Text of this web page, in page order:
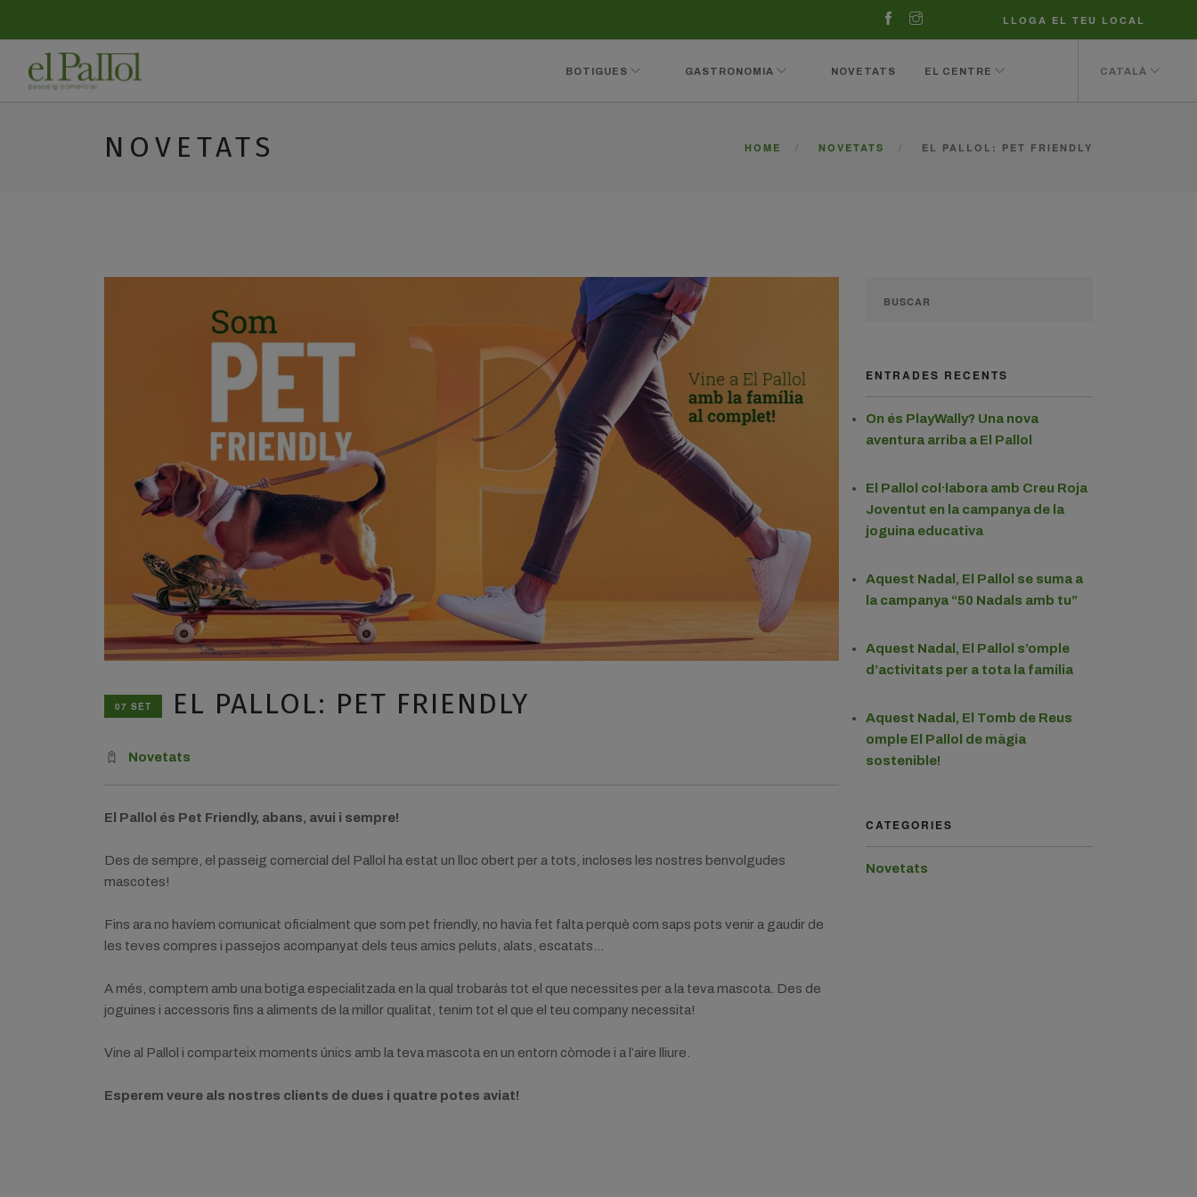
LLOGA EL TEU LOCAL
BOTIGUES GASTRONOMIA NOVETATS EL CENTRE CATALÀ
NOVETATS HOME NOVETATS EL PALLOL: PET FRIENDLY
07 SET EL PALLOL: PET FRIENDLY
Novetats
El Pallol és Pet Friendly, abans, avui i sempre!
Des de sempre, el passeig comercial del Pallol ha estat un lloc obert per a tots, incloses les nostres benvolgudes
mascotes!
Fins ara no havíem comunicat oficialment que som pet friendly, no havia fet falta perquè com saps pots venir a gaudir de
les teves compres i passejos acompanyat dels teus amics peluts, alats, escatats…
A més, comptem amb una botiga especialitzada en la qual trobaràs tot el que necessites per a la teva mascota. Des de
joguines i accessoris fins a aliments de la millor qualitat, tenim tot el que el teu company necessita!
Vine al Pallol i comparteix moments únics amb la teva mascota en un entorn còmode i a l’aire lliure.
Esperem veure als nostres clients de dues i quatre potes aviat!
ENTRADES RECENTS
On és PlayWally? Una nova
aventura arriba a El Pallol
El Pallol col·labora amb Creu Roja
Joventut en la campanya de la
joguina educativa
Aquest Nadal, El Pallol se suma a
la campanya “50 Nadals amb tu”
Aquest Nadal, El Pallol s’omple
d’activitats per a tota la família
Aquest Nadal, El Tomb de Reus
omple El Pallol de màgia
sostenible!
CATEGORIES
Novetats